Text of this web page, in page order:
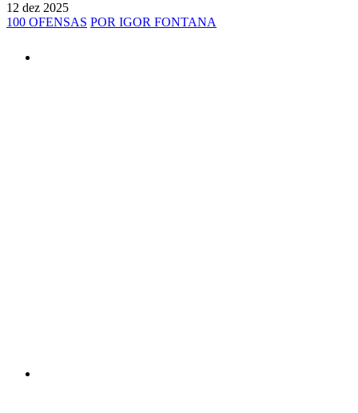
12 dez 2025
100 OFENSAS POR IGOR FONTANA